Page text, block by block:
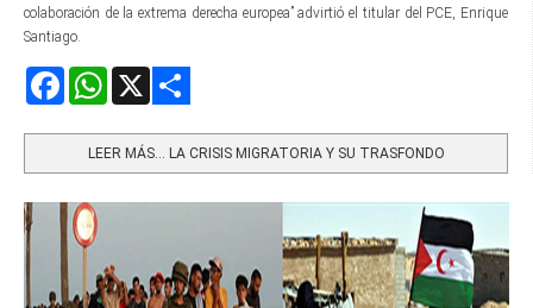
colaboración de la extrema derecha europea” advirtió el titular del PCE, Enrique
Santiago.
FacebookWhatsApp
LEER MÁS… LA CRISIS MIGRATORIA Y SU TRASFONDO